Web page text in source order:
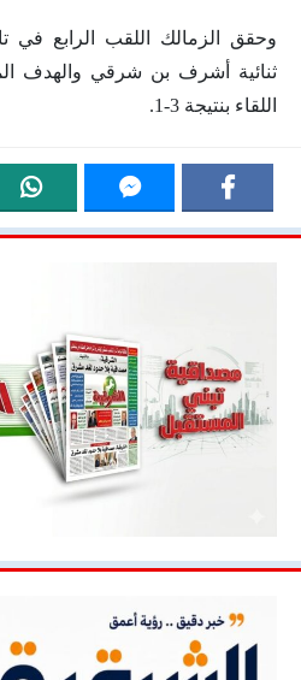
وحقق الزمالك اللقب الرابع في
ثنائية أشرف بن شرقي والهدف
اللقاء بنتيجة 3-1.